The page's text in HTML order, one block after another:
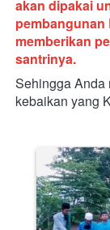
akan dipakai
pembangunan
memberikan
santrinya.
Sehingga Anda
kebaikan yang